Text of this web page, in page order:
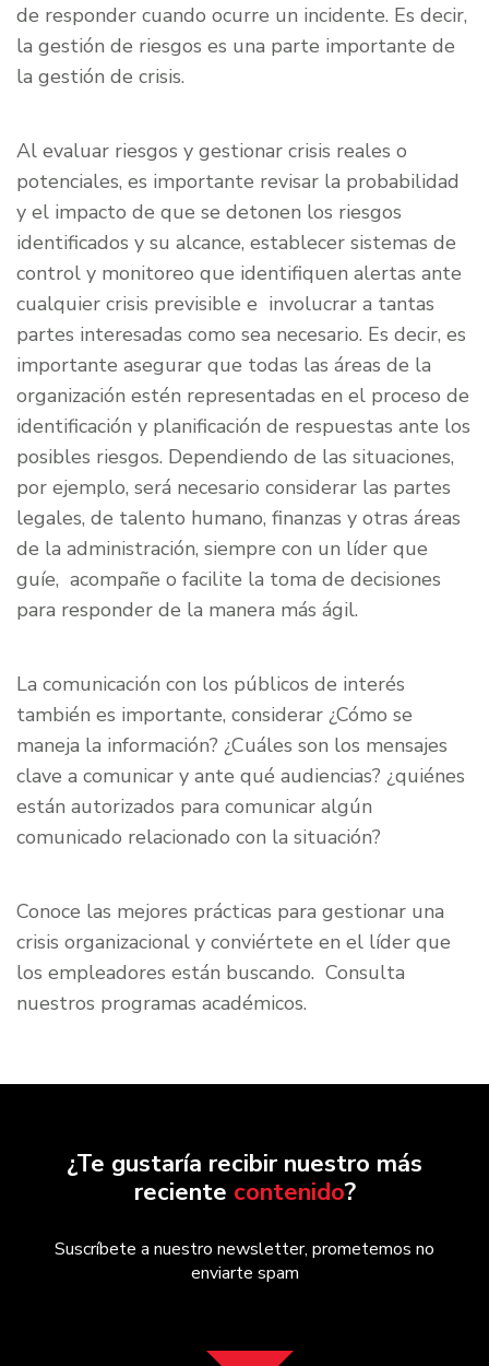
de responder cuando ocurre un incidente. Es decir,
la gestión de riesgos es una parte importante de
la gestión de crisis.
Al evaluar riesgos y gestionar crisis reales o
potenciales, es importante revisar la probabilidad
y el impacto de que se detonen los riesgos
identificados y su alcance, establecer sistemas de
control y monitoreo que identifiquen alertas ante
cualquier crisis previsible e involucrar a tantas
partes interesadas como sea necesario. Es decir, es
importante asegurar que todas las áreas de la
organización estén representadas en el proceso de
identificación y planificación de respuestas ante los
posibles riesgos. Dependiendo de las situaciones,
por ejemplo, será necesario considerar las partes
legales, de talento humano, finanzas y otras áreas
de la administración, siempre con un líder que
guíe, acompañe o facilite la toma de decisiones
para responder de la manera más ágil.
La comunicación con los públicos de interés
también es importante, considerar ¿Cómo se
maneja la información? ¿Cuáles son los mensajes
clave a comunicar y ante qué audiencias? ¿quiénes
están autorizados para comunicar algún
comunicado relacionado con la situación?
Conoce las mejores prácticas para gestionar una
crisis organizacional y conviértete en el líder que
los empleadores están buscando. Consulta
nuestros programas académicos.
¿Te gustaría recibir nuestro más
reciente contenido?
Suscríbete a nuestro newsletter, prometemos no
enviarte spam